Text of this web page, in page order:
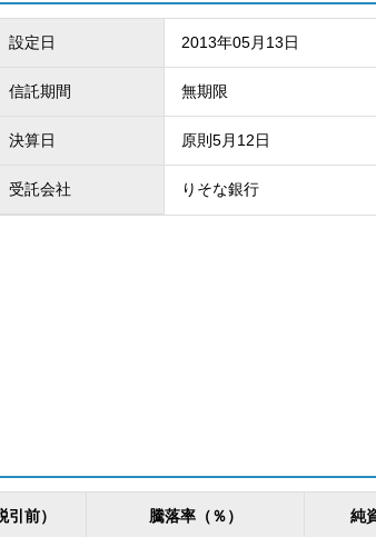
設定日 2013年05月13日
信託期間 無期限
決算日 原則5月12日
受託会社 りそな銀行
前） 騰落率（％） 純